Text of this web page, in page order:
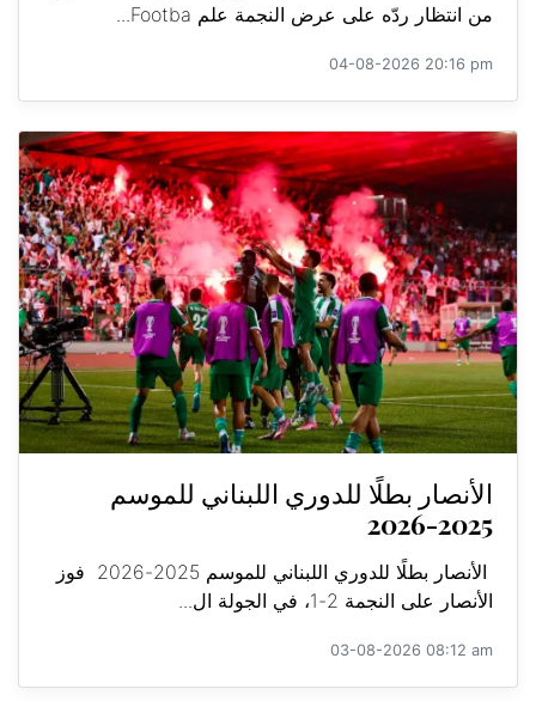
من انتظار ردّه على عرض النجمة علم Footba...
04-08-2026 20:16 pm
الأنصار بطلًا للدوري اللبناني للموسم
2025-2026
الأنصار بطلًا للدوري اللبناني للموسم 2025-2026 فوز
الأنصار على النجمة 2-1، في الجولة ال...
03-08-2026 08:12 am